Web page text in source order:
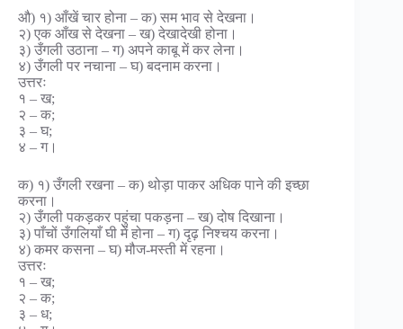
औ) १) आँखें चार होना – क) सम भाव से देखना।
२) एक आँख से देखना – ख) देखादेखी होना।
३) उँगली उठाना – ग) अपने काबू में कर लेना।
४) उँगली पर नचाना – घ) बदनाम करना।
उत्तरः
१ – ख;
२ – क;
३ – घ;
४ – ग।
क) १) उँगली रखना – क) थोड़ा पाकर अधिक पाने की इच्छा
करना।
२) उँगली पकड़कर पहुंचा पकड़ना – ख) दोष दिखाना।
३) पाँचों उँगलियाँ घी में होना – ग) दृढ़ निश्चय करना।
४) कमर कसना – घ) मौज-मस्ती में रहना।
उत्तरः
१ – ख;
२ – क;
३ – ध;